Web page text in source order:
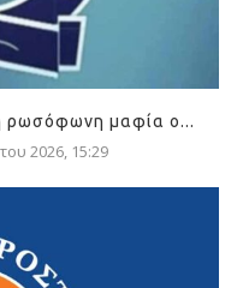
ρωσόφωνη μαφία ο...
2026, 15:29